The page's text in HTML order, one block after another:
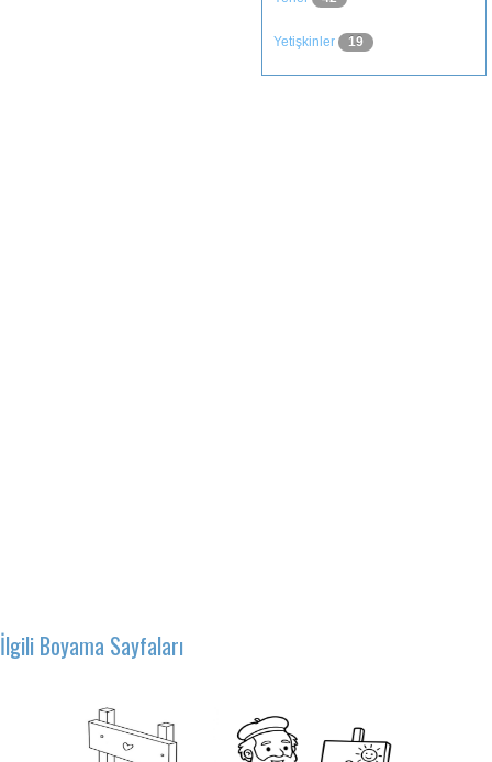
Yetişkinler 19
İlgili Boyama Sayfaları